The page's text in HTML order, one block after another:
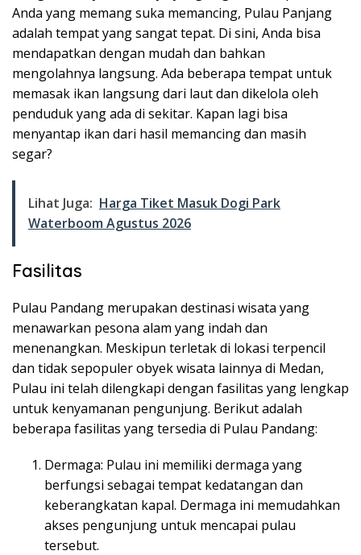
Anda yang memang suka memancing, Pulau Panjang
adalah tempat yang sangat tepat. Di sini, Anda bisa
mendapatkan dengan mudah dan bahkan
mengolahnya langsung. Ada beberapa tempat untuk
memasak ikan langsung dari laut dan dikelola oleh
penduduk yang ada di sekitar. Kapan lagi bisa
menyantap ikan dari hasil memancing dan masih
segar?
Lihat Juga: Harga Tiket Masuk Dogi Park
Waterboom Agustus 2026
Fasilitas
Pulau Pandang merupakan destinasi wisata yang
menawarkan pesona alam yang indah dan
menenangkan. Meskipun terletak di lokasi terpencil
dan tidak sepopuler obyek wisata lainnya di Medan,
Pulau ini telah dilengkapi dengan fasilitas yang lengkap
untuk kenyamanan pengunjung. Berikut adalah
beberapa fasilitas yang tersedia di Pulau Pandang:
Dermaga: Pulau ini memiliki dermaga yang
berfungsi sebagai tempat kedatangan dan
keberangkatan kapal. Dermaga ini memudahkan
akses pengunjung untuk mencapai pulau
tersebut.